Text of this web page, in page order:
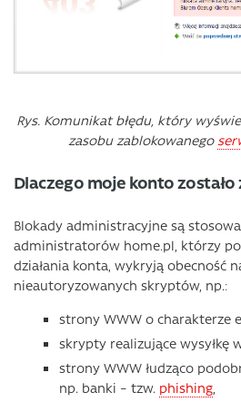
Rys. Komunikat błędu, który
zasobu zablokowanego
Dlaczego moje konto
Blokady administracyjne są
administratorów home.pl, którzy
działania konta, wykryją obecność
nieautoryzowanych skryptów, np.:
strony WWW o charakterze
skrypty realizujące wysyłkę
strony WWW łudząco
np. banki – tzw. phishing,